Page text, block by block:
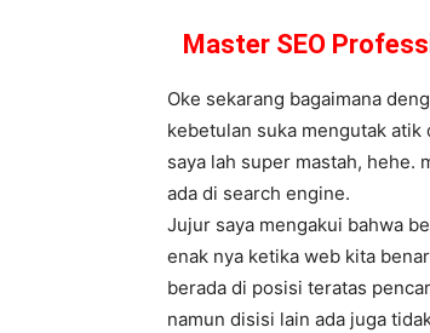
Master SEO
Oke sekarang bagaimana
kebetulan suka mengutak
saya lah super mastah, hehe.
ada di search engine.
Jujur saya mengakui bahwa
enak nya ketika web kita
berada di posisi teratas
namun disisi lain ada juga